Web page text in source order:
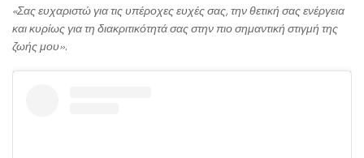
«Σας ευχαριστώ για τις υπέροχες ευχές σας, την θετική σας ενέργεια
και κυρίως για τη διακριτικότητά σας στην πιο σημαντική στιγμή της
ζωής μου».